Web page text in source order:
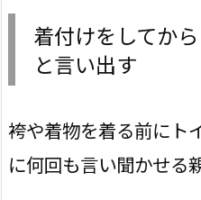
着付けをしてか
と言い出す
袴や着物を着る前にト
に何回も言い聞かせる